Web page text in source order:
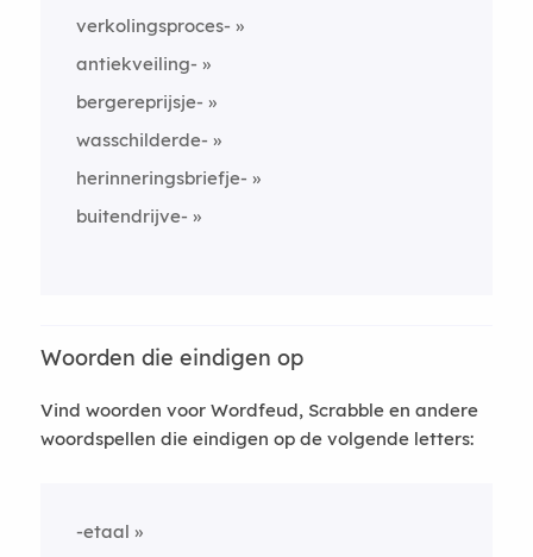
verkolingsproces-
antiekveiling-
bergereprijsje-
wasschilderde-
herinneringsbriefje-
buitendrijve-
Woorden die eindigen op
Vind woorden voor Wordfeud, Scrabble en andere
woordspellen die eindigen op de volgende letters:
-etaal